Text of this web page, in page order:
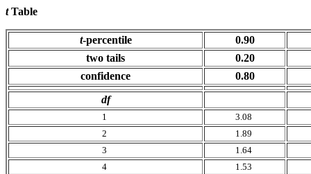
tTable
t-percentile
0.90
two tails
0.20
confidence
0.80
df
1
3.08
2
1.89
3
1.64
4
1.53